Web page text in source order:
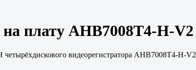
плату AHB7008T4-H-V2
видеорегистратора AHB7008T4-H-V2